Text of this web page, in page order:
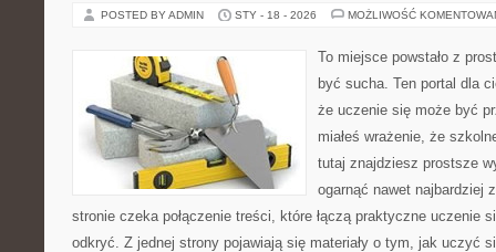
POSTED BY ADMIN STY - 18 - 2026 MOŻLIWOŚĆ
To miejsce powstało z
być sucha. Ten portal dla
że uczenie się może być
miałeś wrażenie, że
tutaj znajdziesz prostsze
ogarnąć nawet najbardziej
stronie czeka połączenie treści, które łączą praktyczne uczenie
odkryć. Z jednej strony pojawiają się materiały o tym, jak uczyć